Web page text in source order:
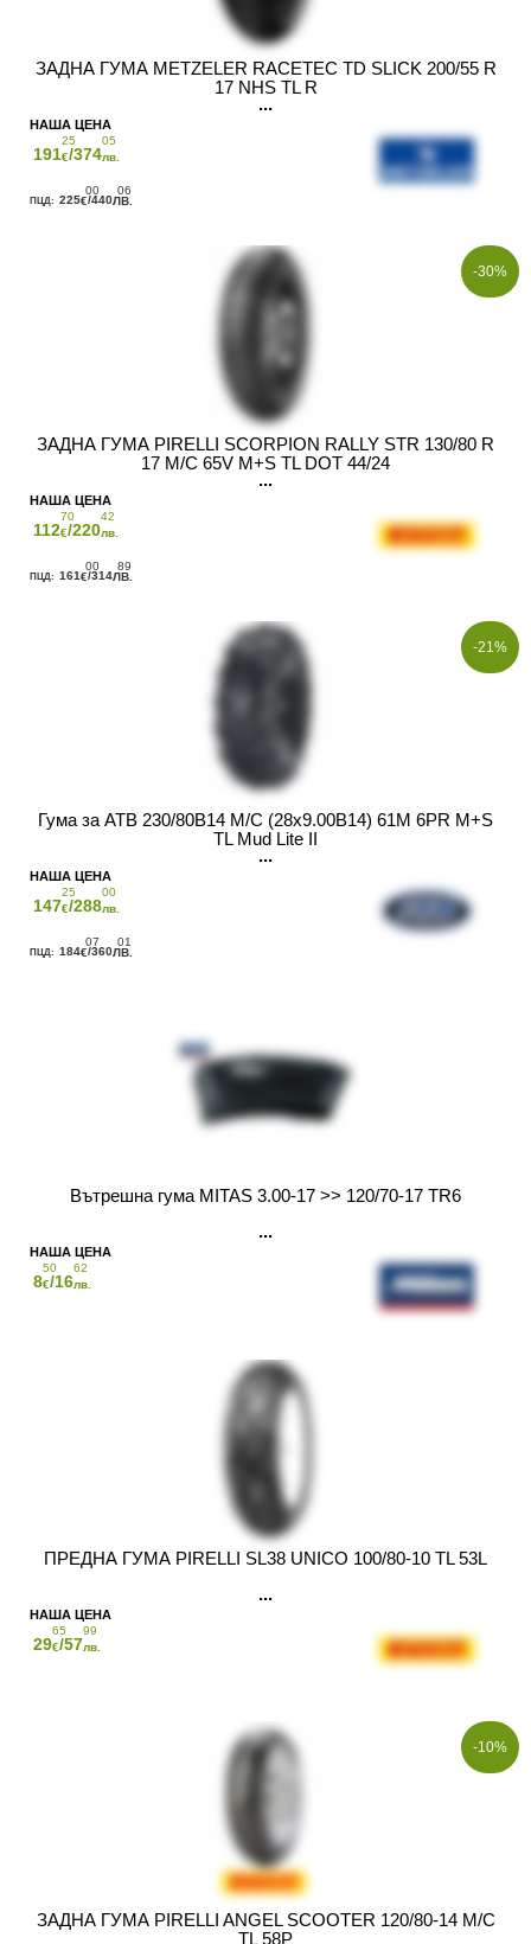
ЗАДНА ГУМА METZELER RACETEC TD SLICK 200/55 R
17 NHS TL R
191
25
€/374
05
лв.
225
00
€/440
06
ЛВ.
-30%
ЗАДНА ГУМА PIRELLI SCORPION RALLY STR 130/80 R
17 M/C 65V M+S TL DOT 44/24
112
70
€/220
42
лв.
161
00
€/314
89
ЛВ.
-21%
Гума за АТВ 230/80B14 M/C (28x9.00B14) 61M 6PR M+S
TL Mud Lite II
147
25
€/288
00
лв.
184
07
€/360
01
ЛВ.
Вътрешна гума MITAS 3.00-17 >> 120/70-17 TR6
8
50
€/16
62
лв.
ПРЕДНА ГУМА PIRELLI SL38 UNICO 100/80-10 TL 53L
29
65
€/57
99
лв.
-10%
ЗАДНА ГУМА PIRELLI ANGEL SCOOTER 120/80-14 M/C
TL 58P